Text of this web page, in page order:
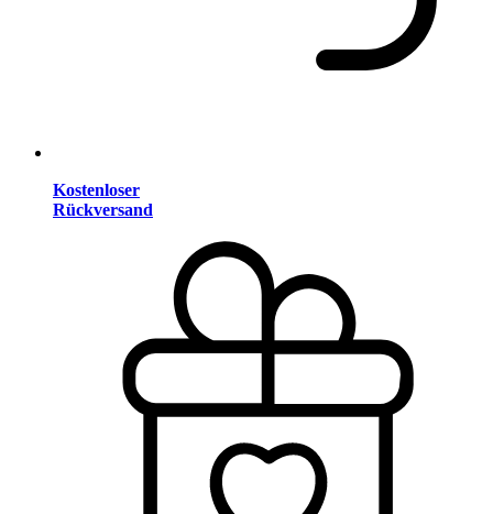
Kostenloser
Rückversand